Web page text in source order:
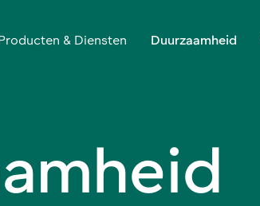
& Diensten Duurzaamheid